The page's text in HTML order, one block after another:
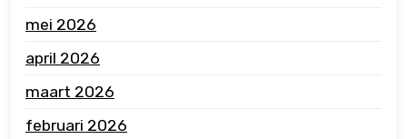
mei 2026
april 2026
maart 2026
februari 2026